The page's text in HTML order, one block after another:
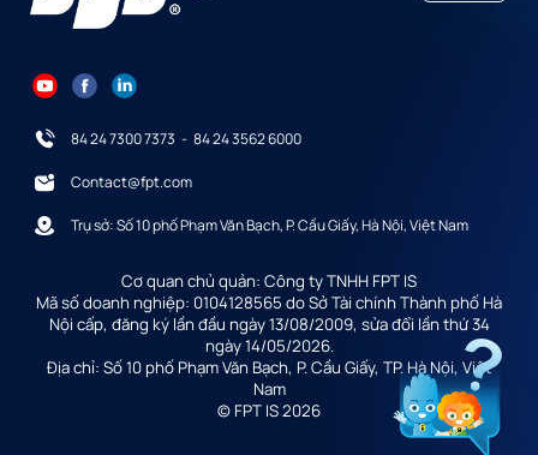
84 24 7300 7373 - 84 24 3562 6000
Contact@fpt.com
Trụ sở: Số 10 phố Phạm Văn Bạch, P. Cầu Giấy, Hà Nội, Việt Nam
Cơ quan chủ quản: Công ty TNHH FPT IS
Mã số doanh nghiệp: 0104128565 do Sở Tài chính Thành phố Hà
Nội cấp, đăng ký lần đầu ngày 13/08/2009, sửa đổi lần thứ 34
ngày 14/05/2026.
Địa chỉ: Số 10 phố Phạm Văn Bạch, P. Cầu Giấy, TP. Hà Nội, Việt
Nam
© FPT IS 2026